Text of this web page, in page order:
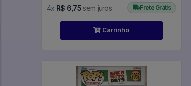
4x R$ 6,75 sem juros Frete Grátis
Carrinho